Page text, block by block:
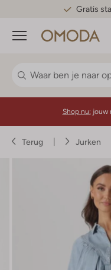
Gratis
Menu
Shop nu: jouw
Terug Jurken